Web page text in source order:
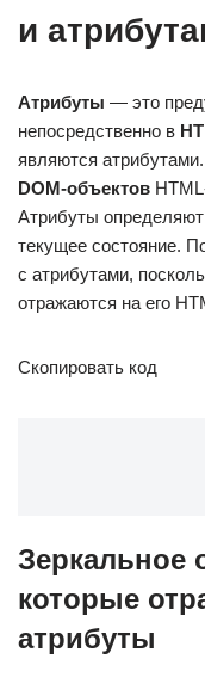
и
Атрибуты — это
непосредственно в
являются атрибутами.
DOM-объектов
Атрибуты
текущее состояние.
с атрибутами,
отражаются на его
Скопировать код
Зеркальное
которые
атрибуты